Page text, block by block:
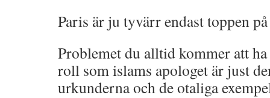
Paris är ju tyvärr endast toppen
Problemet du alltid kommer att
roll som islams apologet är just
urkunderna och de otaliga